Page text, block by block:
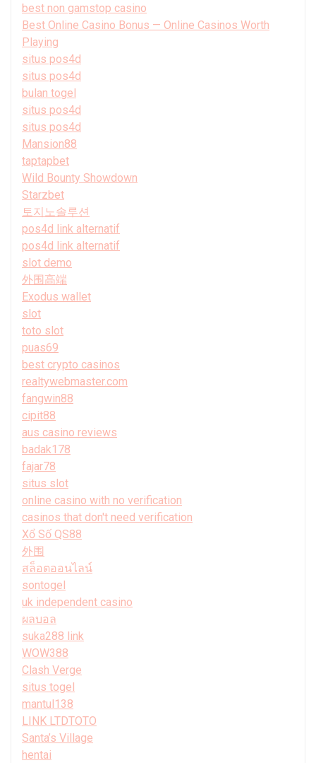
best non gamstop casino
Best Online Casino Bonus — Online Casinos Worth
Playing
situs pos4d
situs pos4d
bulan togel
situs pos4d
situs pos4d
Mansion88
taptapbet
Wild Bounty Showdown
Starzbet
토지노솔루션
pos4d link alternatif
pos4d link alternatif
slot demo
外围高端
Exodus wallet
slot
toto slot
puas69
best crypto casinos
realtywebmaster.com
fangwin88
cipit88
aus casino reviews
badak178
fajar78
situs slot
online casino with no verification
casinos that don't need verification
Xổ Số QS88
外围
สล็อตออนไลน์
sontogel
uk independent casino
ผลบอล
suka288 link
WOW388
Clash Verge
situs togel
mantul138
LINK LTDTOTO
Santa’s Village
hentai